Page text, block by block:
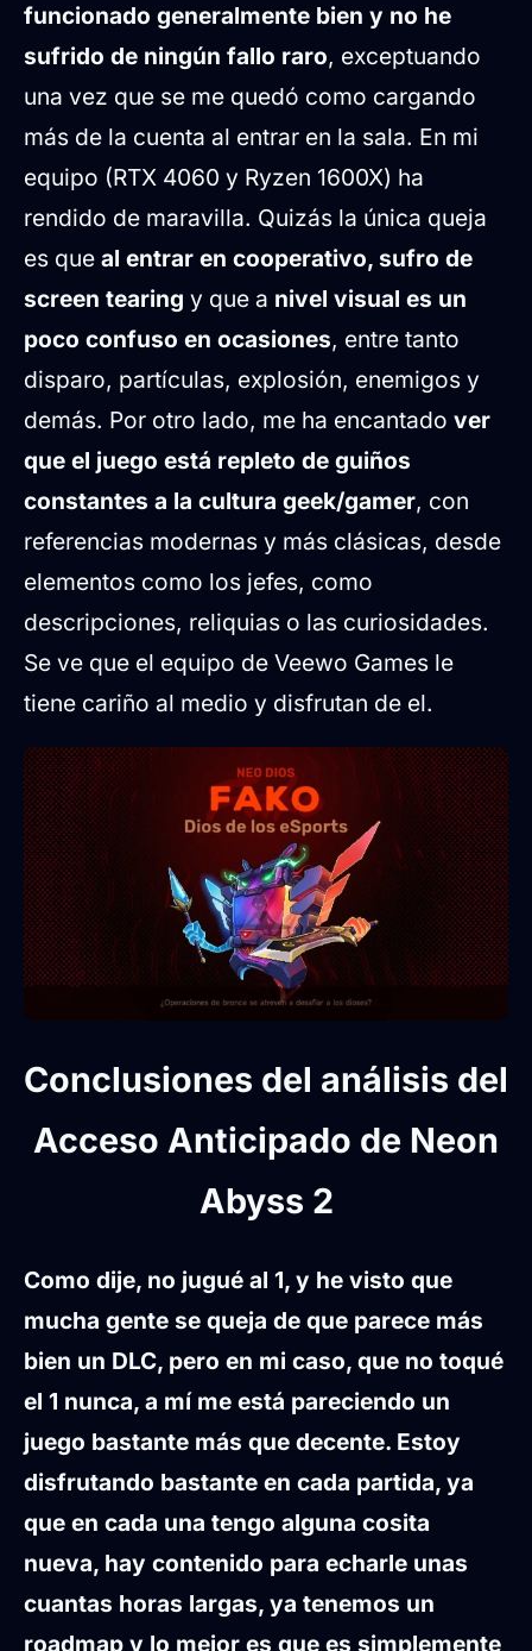
funcionado generalmente bien y no he
sufrido de ningún fallo raro, exceptuando
una vez que se me quedó como cargando
más de la cuenta al entrar en la sala. En mi
equipo (RTX 4060 y Ryzen 1600X) ha
rendido de maravilla. Quizás la única queja
es que al entrar en cooperativo, sufro de
screen tearing y que a nivel visual es un
poco confuso en ocasiones, entre tanto
disparo, partículas, explosión, enemigos y
demás. Por otro lado, me ha encantado ver
que el juego está repleto de guiños
constantes a la cultura geek/gamer, con
referencias modernas y más clásicas, desde
elementos como los jefes, como
descripciones, reliquias o las curiosidades.
Se ve que el equipo de Veewo Games le
tiene cariño al medio y disfrutan de el.
Conclusiones del análisis del
Acceso Anticipado de Neon
Abyss 2
Como dije, no jugué al 1, y he visto que
mucha gente se queja de que parece más
bien un DLC, pero en mi caso, que no toqué
el 1 nunca, a mí me está pareciendo un
juego bastante más que decente. Estoy
disfrutando bastante en cada partida, ya
que en cada una tengo alguna cosita
nueva, hay contenido para echarle unas
cuantas horas largas, ya tenemos un
roadmap y lo mejor es que es simplemente